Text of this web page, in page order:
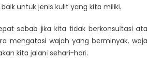
untuk jenis kulit yang kita miliki.
sebab jika kita tidak berkonsultasi
mengatasi wajah yang berminyak.
kita jalani sehari-hari.